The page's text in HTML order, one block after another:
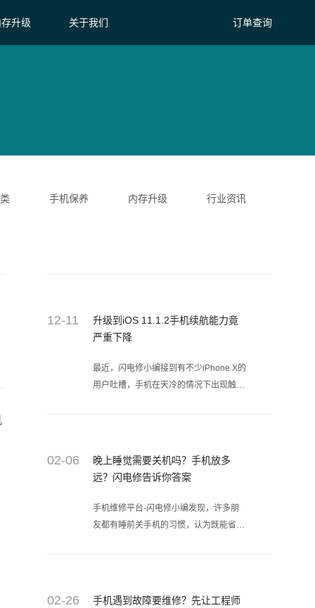
升级 关于我们 订单查询
手机保养 内存升级 行业资讯
12-11
升级到iOS 11.1.2手机续航能力竟
严重下降
最近，闪电修小编接到有不少iPhone X的
用户吐槽，手机在天冷的情况下出现触摸
02-06
晚上睡觉需要关机吗？手机放多
远？闪电修告诉你答案
手机维修平台-闪电修小编发现，许多朋
友都有睡前关手机的习惯，认为既能省电
02-26
手机遇到故障要维修？先让工程师